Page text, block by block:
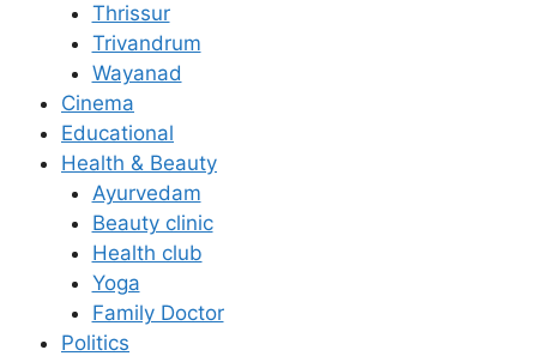
Thrissur
Trivandrum
Wayanad
Cinema
Educational
Health & Beauty
Ayurvedam
Beauty clinic
Health club
Yoga
Family Doctor
Politics